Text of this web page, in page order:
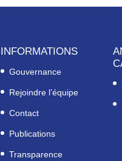
INFORMATIONS
Gouvernance
Rejoindre l’équipe
Contact
Publications
Transparence